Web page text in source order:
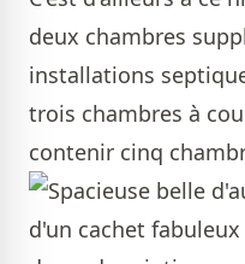
deux chambres
installations
trois chambres à
contenir cinq